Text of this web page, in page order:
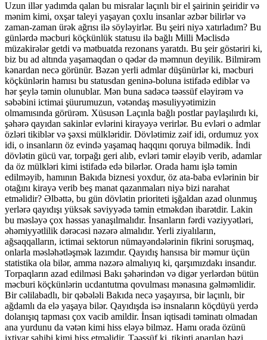
Uzun illər yadımda qalan bu misralar laçınlı bir el şairinin şeiridir və
mənim kimi, oxşar taleyi yaşayan çoxlu insanlar əzbər bilirlər və
zaman-zaman ürək ağrısı ilə söyləyirlər. Bu şeiri niyə xatırladım? Bu
günlərdə məcburi köçkünlük statusu ilə bağlı Milli Məclisdə
müzakirələr getdi və mətbuatda rezonans yaratdı. Bu şeir göstəriri ki,
biz bu ad altında yaşamaqdan o qədər də məmnun deyilik. Bilmirəm
kənardan necə görünür. Bəzən yerli admlar düşünürlər ki, məcburi
köçkünlərin hamısı bu statusdan geninə-boluna istifadə ediblər və
hər şeylə təmin olunublar. Mən buna sadəcə təəssüf eləyirəm və
səbəbini ictimai şüurumuzun, vətəndaş məsuliyyətimizin
olmamısında görürəm. Xüsusən Laçınla bağlı postlar paylaşılırdı ki,
şəhərə qayıdan sakinlər evlərini kirayəyə verirlər. Bu evləri o admlar
özləri tikiblər və şəxsi mülkləridir. Dövlətimiz zəif idi, ordumuz yox
idi, o insanların öz evində yaşamaq haqqını qoruya bilmədik. İndi
dövlətin gücü var, torpağı geri alıb, evləri təmir eləyib verib, adamlar
da öz mülkləri kimi istifadə edə bilərlər. Orada hamı işlə təmin
edilməyib, hamının Bakıda biznesi yoxdur, öz ata-baba evlərinin bir
otağını kirayə verib beş manat qazanmaları niyə bizi narahat
etməlidir? Əlbəttə, bu gün dövlətin prioriteti işğaldan azad olunmuş
yerlərə qayıdışı yüksək səviyyədə təmin etməkdən ibarətdir. Lakin
bu məsləyə çox həssas yanaşılmalıdır. İnsanların fərdi vəziyyətləri,
əhəmiyyətlilik dərəcəsi nəzərə almalıdır. Yerli ziyalıların,
ağsaqqalların, ictimai sektorun nümayəndələrinin fikrini soruşmaq,
onlarla məsləhətləşmək lazımdır. Qayıdış hansısa bir məmur üçün
statistika ola bilər, amma nəzərə almalıyıq ki, qarşımızdakı insandır.
Torpaqların azad edilməsi Bakı şəhərindən və digər yerlərdən bütün
məcburi köçkünlərin ucdantutma qovulması mənasına gəlməmlidir.
Bir cəlilabadlı, bir qəbələli Bakıda necə yaşayırsa, bir laçınlı, bir
ağdamlı da elə yaşaya bilər. Qayıdışda isə insnaların köçdüyü yerdə
dolanışıq tapması çox vacib amildir. İnsan iqtisadi təminatı olmadan
ana yurdunu da vətən kimi hiss eləyə bilməz. Hamı orada özünü